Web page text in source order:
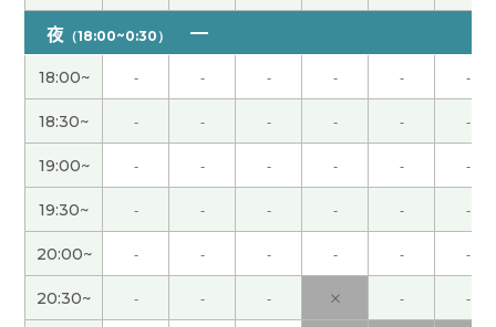
今日もありがとうございました。 今日はお互いが
そう思ってたんですね😅 昼間暑かったからか、疲
れが顔に出てたのかもしれません。 次回もよろし
くお願いします🙇
育儿真的是一件非常不容易的事呢。 我觉得做妈妈
的真的太伟大了。 真心希望一切都能越来越好。
听了您的话、我深深感受到了母亲的伟大。 妈妈们
总是为孩子操心。 希望您的女儿也能平安、健康、
快乐地长大。
夜 （18:00~0:30）
18:00~ - - - - - -
18:30~ - - - - - -
19:00~ - - - - - -
19:30~ - - - - - -
20:00~ - - - - - -
20:30~ - - - × - -